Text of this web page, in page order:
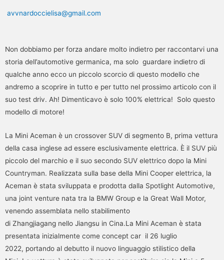
avvnardoccielisa@gmail.com
Non dobbiamo per forza andare molto indietro per raccontarvi una
storia dell’automotive germanica, ma solo guardare indietro di
qualche anno ecco un piccolo scorcio di questo modello che
andremo a scoprire in tutto e per tutto nel prossimo articolo con il
suo test driv. Ah! Dimenticavo è solo 100% elettrica! Solo questo
modello di motore!
La Mini Aceman è un crossover SUV di segmento B, prima vettura
della casa inglese ad essere esclusivamente elettrica. È il SUV più
piccolo del marchio e il suo secondo SUV elettrico dopo la Mini
Countryman. Realizzata sulla base della Mini Cooper elettrica, la
Aceman è stata sviluppata e prodotta dalla Spotlight Automotive,
una joint venture nata tra la BMW Group e la Great Wall Motor,
venendo assemblata nello stabilimento
di Zhangjiagang nello Jiangsu in Cina.La Mini Aceman è stata
presentata inizialmente come concept car il 26 luglio
2022, portando al debutto il nuovo linguaggio stilistico della